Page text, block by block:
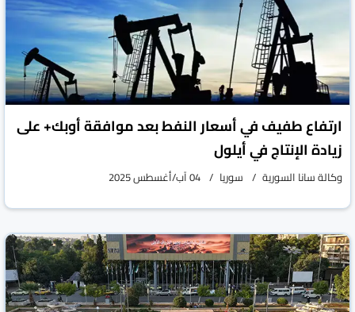
ارتفاع طفيف في أسعار النفط بعد موافقة أوبك+ على
زيادة الإنتاج في أيلول
وكالة سانا السورية سوريا 04 آب/أغسطس 2025